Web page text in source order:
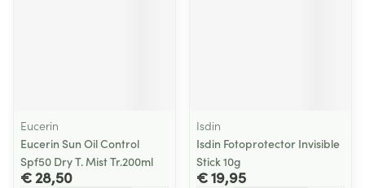
Eucerin
Eucerin Sun Oil Control
Spf50 Dry T. Mist Tr.200ml
€ 28,50
Isdin
Isdin Fotoprotector Invisible
Stick 10g
€ 19,95